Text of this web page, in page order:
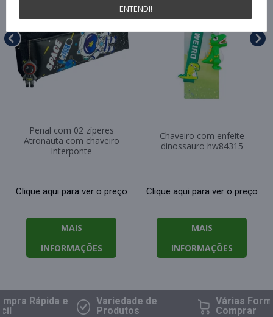
Penal com 02 zíperes
Atronauta com chaveiro
Interponte
Clique aqui para ver o preço
MAIS
INFORMAÇÕES
Chaveiro com enfeite
dinossauro hw84315
Clique aqui para ver o preço
MAIS
INFORMAÇÕES
Rápida e
Variedadede
Produtos
Várias
Comprar
ENTENDI!